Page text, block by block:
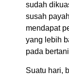
sudah
susah
mendapat
yang lebih
pada
Suatu hari,